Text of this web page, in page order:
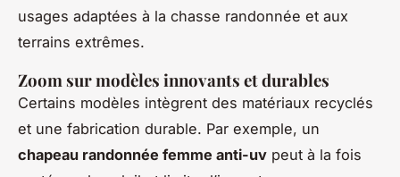
usages adaptées à la chasse randonnée et aux
terrains extrêmes.
Zoom sur modèles innovants et durables
Certains modèles intègrent des matériaux recyclés
et une fabrication durable. Par exemple, un
chapeau randonnée femme anti-uv peut à la fois